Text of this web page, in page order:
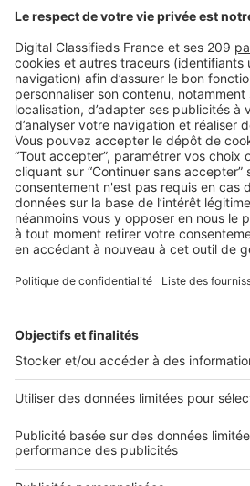
BUSINESS
Boost Social Immo : la
piloter et amplifier la
annonces sur les réseaux
SeLoger lance aujourd’hui Boost Social
vous donne la possibilité de mettre en
2 rue des Italiens
01 53 38 80 00